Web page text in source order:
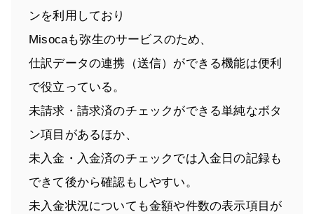
ンを利用しており
Misocaも弥生のサービスのため、
仕訳データの連携（送信）ができる機能は便利
で役立っている。
未請求・請求済のチェックができる単純なボタ
ン項目があるほか、
未入金・入金済のチェックでは入金日の記録も
できて後から確認もしやすい。
未入金状況についても金額や件数の表示項目が